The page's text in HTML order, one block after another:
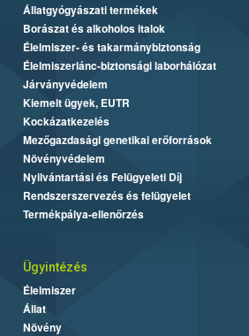
Állatgyógyászati termékek
Borászat és alkoholos italok
Élelmiszer- és takarmánybiztonság
Élelmiszerlánc-biztonsági laborhálózat
Járványvédelem
Kiemelt ügyek, EUTR
Kockázatkezelés
Mezőgazdasági genetikai erőforrások
Növényvédelem
Nyilvántartási és Felügyeleti Díj
Rendszerszervezés és felügyelet
Termékpálya-ellenőrzés
Ügyintézés
Élelmiszer
Állat
Növény